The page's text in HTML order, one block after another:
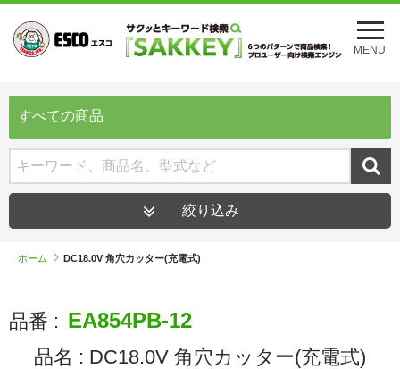
メ
ニ
ュ
を
MENU
すべての商品
絞り込み
ホーム DC18.0V 角穴カッター(充電式)
品番 : EA854PB-12
品名 : DC18.0V 角穴カッター(充電式)